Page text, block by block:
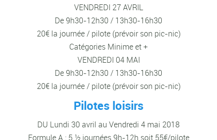
VENDREDI 27 AVRIL
De 9h30-12h30 / 13h30-16h30
20€ la journée / pilote (prévoir son pic-nic)
Catégories Minime et +
VENDREDI 04 MAI
De 9h30-12h30 / 13h30-16h30
20€ la journée / pilote (prévoir son pic-nic)
Pilotes loisirs
DU Lundi 30 avril au Vendredi 4 mai 2018
Formule A : 5 ½ journées 9h-12h soit 55€/pilote